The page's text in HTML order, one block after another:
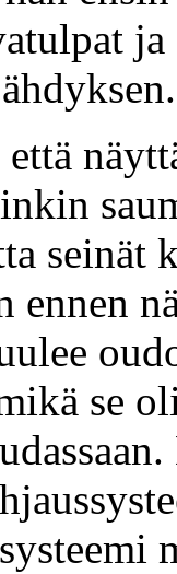
seinät
ennen
se